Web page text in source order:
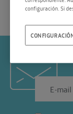
configuración. Si